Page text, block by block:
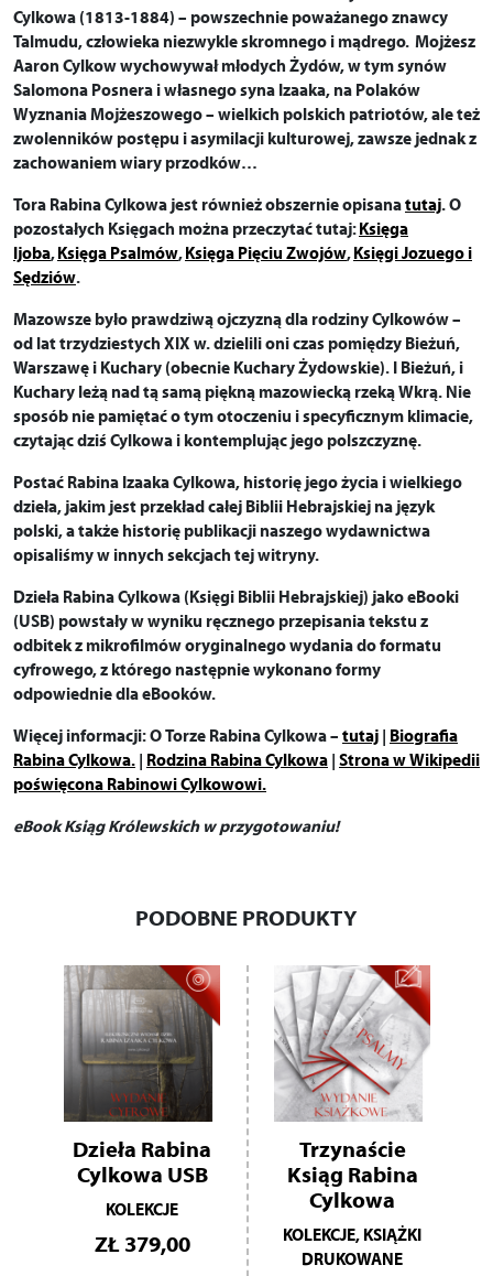
Cylkowa (1813-1884) – powszechnie poważanego znawcy
Talmudu, człowieka niezwykle skromnego i mądrego. Mojżesz
Aaron Cylkow wychowywał młodych Żydów, w tym synów
Salomona Posnera i własnego syna Izaaka, na Polaków
Wyznania Mojżeszowego – wielkich polskich patriotów, ale też
zwolenników postępu i asymilacji kulturowej, zawsze jednak z
zachowaniem wiary przodków…
Tora Rabina Cylkowa jest również obszernie opisanatutaj. O
pozostałych Księgach można przeczytać tutaj: Księga
Ijoba, Księga Psalmów, Księga Pięciu Zwojów, Księgi Jozuego i
Sędziów.
Mazowsze było prawdziwą ojczyzną dla rodziny Cylkowów –
od lat trzydziestych XIX w. dzielili oni czas pomiędzy Bieżuń,
Warszawę i Kuchary (obecnie Kuchary Żydowskie). I Bieżuń, i
Kuchary leżą nad tą samą piękną mazowiecką rzeką Wkrą. Nie
sposób nie pamiętać o tym otoczeniu i specyficznym klimacie,
czytając dziś Cylkowa i kontemplując jego polszczyznę.
Postać Rabina Izaaka Cylkowa, historię jego życia i wielkiego
dzieła, jakim jest przekład całej Biblii Hebrajskiej na język
polski, a także historię publikacji naszego wydawnictwa
opisaliśmy w innych sekcjach tej witryny.
Dzieła Rabina Cylkowa (Księgi Biblii Hebrajskiej) jako eBooki
(USB) powstały w wyniku ręcznego przepisania tekstu z
odbitek z mikrofilmów oryginalnego wydania do formatu
cyfrowego, z którego następnie wykonano formy
odpowiednie dla eBooków.
Więcej informacji: O Torze Rabina Cylkowa – tutaj
Biografia
Rabina Cylkowa.
Rodzina Rabina Cylkowa
Strona w Wikipedii
poświęcona Rabinowi Cylkowowi.
eBook Ksiąg Królewskich w przygotowaniu!
PODOBNE PRODUKTY
Dzieła Rabina
Cylkowa USB
KOLEKCJE
ZŁ379,00
Trzynaście
Ksiąg Rabina
Cylkowa
KOLEKCJE, KSIĄŻKI
DRUKOWANE